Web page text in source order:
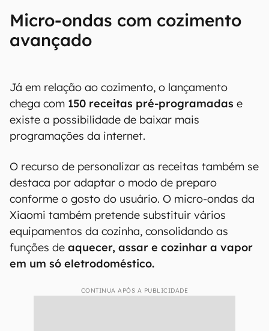
Micro-ondas com cozimento
avançado
Já em relação ao cozimento, o lançamento
chega com 150 receitas pré-programadas e
existe a possibilidade de baixar mais
programações da internet.
O recurso de personalizar as receitas também se
destaca por adaptar o modo de preparo
conforme o gosto do usuário. O micro-ondas da
Xiaomi também pretende substituir vários
equipamentos da cozinha, consolidando as
funções de aquecer, assar e cozinhar a vapor
em um só eletrodoméstico.
CONTINUA APÓS A PUBLICIDADE